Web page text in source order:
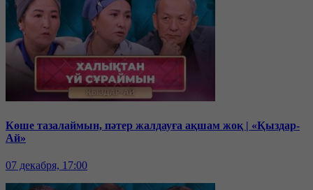
Көше тазалаймын, пәтер жалдауға ақшам жоқ | «Қыздар-
Ай»
07 декабря, 17:00